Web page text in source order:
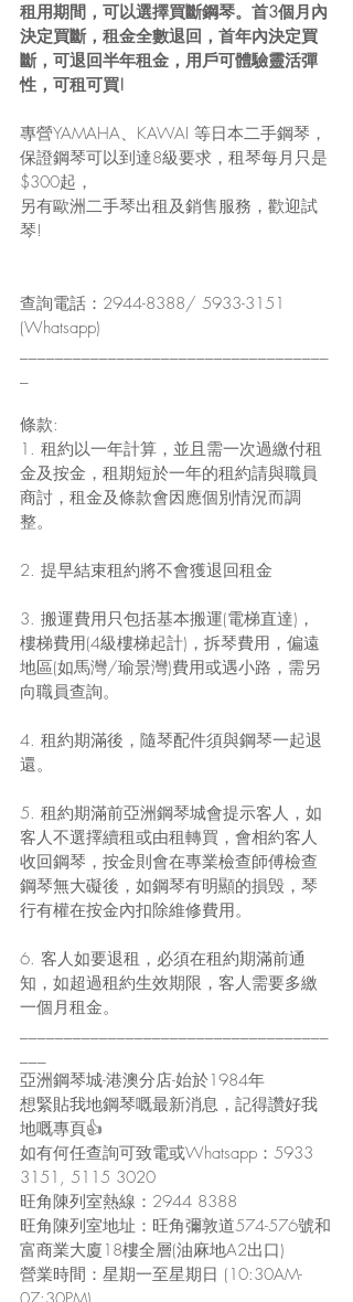
租用期間，可以選擇買斷鋼琴。首3個月內
決定買斷，租金全數退回，首年內決定買
斷，可退回半年租金，用戶可體驗靈活彈
性，可租可買!
專營YAMAHA、KAWAI 等日本二手鋼琴，
保證鋼琴可以到達8級要求，租琴每月只是
$300起，
另有歐洲二手琴出租及銷售服務，歡迎試
琴!
查詢電話：2944-8388/ 5933-3151
(Whatsapp)
條款:
1. 租約以一年計算，並且需一次過繳付租
金及按金，租期短於一年的租約請與職員
商討，租金及條款會因應個別情況而調
整。
2. 提早結束租約將不會獲退回租金
3. 搬運費用只包括基本搬運(電梯直達)，
樓梯費用(4級樓梯起計)，拆琴費用，偏遠
地區(如馬灣/瑜景灣)費用或遇小路，需另
向職員查詢。
4. 租約期滿後，隨琴配件須與鋼琴一起退
還。
5. 租約期滿前亞洲鋼琴城會提示客人，如
客人不選擇續租或由租轉買，會相約客人
收回鋼琴，按金則會在專業檢查師傅檢查
鋼琴無大礙後，如鋼琴有明顯的損毁，琴
行有權在按金內扣除維修費用。
6. 客人如要退租，必須在租約期滿前通
知，如超過租約生效期限，客人需要多繳
一個月租金。
亞洲鋼琴城-港澳分店-始於1984年
想緊貼我地鋼琴嘅最新消息，記得讚好我
地嘅專頁👍
如有何任查詢可致電或Whatsapp：5933
3151, 5115 3020
旺角陳列室熱線：2944 8388
旺角陳列室地址：旺角彌敦道574-576號和
富商業大廈18樓全層(油麻地A2出口)
營業時間：星期一至星期日 (10:30AM-